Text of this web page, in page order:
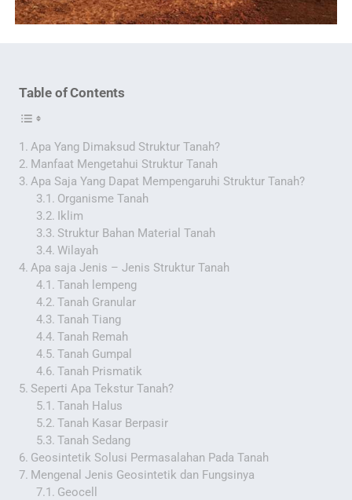
Table of Contents
Apa Yang Dimaksud Struktur Tanah?
Manfaat Mengetahui Struktur Tanah
Apa Saja Yang Dapat Mempengaruhi Struktur Tanah?
Organisme Tanah
Iklim
Struktur Bahan Material Tanah
Wilayah
Apa saja Jenis – Jenis Struktur Tanah
Tanah lempeng
Tanah Granular
Tanah Tiang
Tanah Remah
Tanah Gumpal
Tanah Prismatik
Seperti Apa Tekstur Tanah?
Tanah Halus
Tanah Kasar Berpasir
Tanah Sedang
Geosintetik Solusi Permasalahan Pada Tanah
Mengenal Jenis Geosintetik dan Fungsinya
Geocell